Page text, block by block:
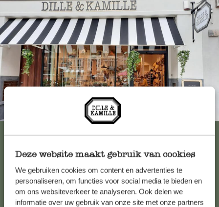
Deze website maakt gebruik van cookies
We gebruiken cookies om content en advertenties te
personaliseren, om functies voor social media te bieden en
om ons websiteverkeer te analyseren. Ook delen we
informatie over uw gebruik van onze site met onze partners
Immer in der Nähe
Kundenservice/Hilfe
Falls Sie Fragen haben oder Tipps und Hilfe brauchen, wenden